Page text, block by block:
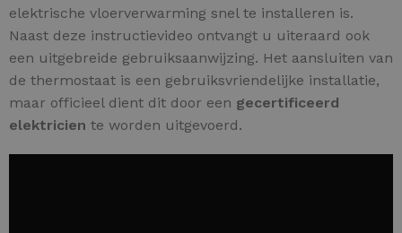
elektrische vloerverwarming snel te installeren is.
Naast deze instructievideo ontvangt u uiteraard ook
een uitgebreide gebruiksaanwijzing. Het aansluiten van
de thermostaat is een gebruiksvriendelijke installatie,
maar officieel dient dit door een gecertificeerd
elektricien te worden uitgevoerd.